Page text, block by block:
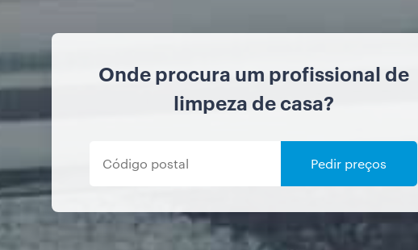
Onde procura um profissional de
limpeza de casa?
Pedir preços